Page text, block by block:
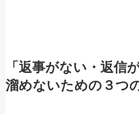
「返事がない・返信
溜めないための３つ